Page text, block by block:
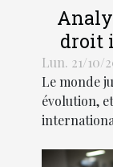
droit
Lun. 21/10/
Le monde
évolution,